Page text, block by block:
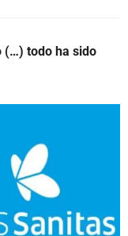
(…) todo ha sido